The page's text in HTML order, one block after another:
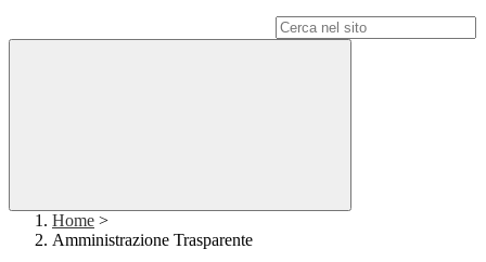
Home >
Amministrazione Trasparente